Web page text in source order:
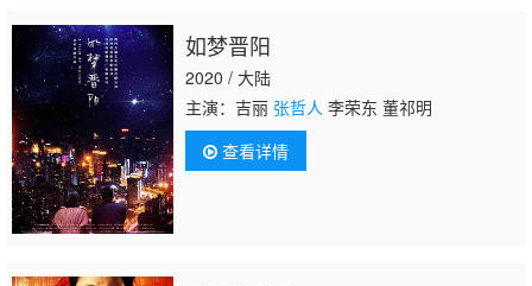
如梦晋阳
2020 / 大陆
主演：吉丽 张哲人 李荣东 董祁明
查看详情